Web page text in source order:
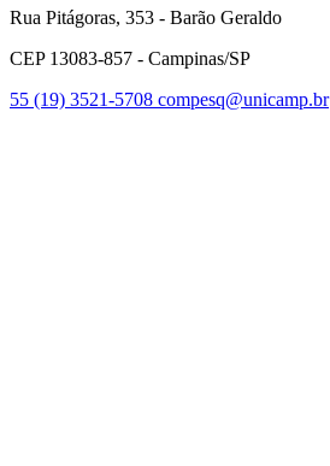
Rua Pitágoras, 353 - Barão Geraldo
CEP 13083-857 - Campinas/SP
55 (19) 3521-5708 compesq@unicamp.br